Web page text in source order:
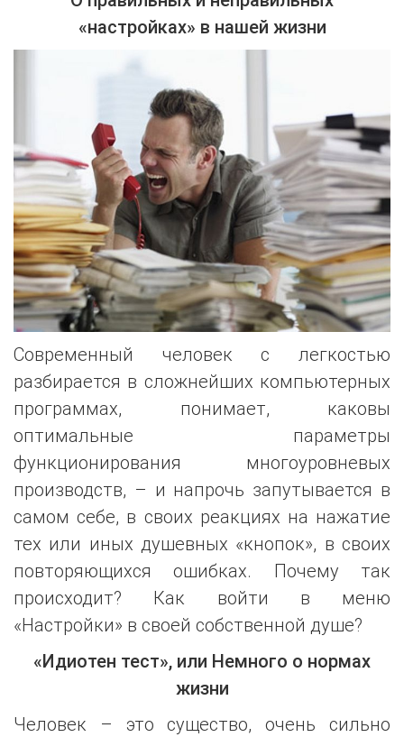
«настройках» в нашей жизни
Современный человек с легкостью
разбирается в сложнейших компьютерных
программах, понимает, каковы
оптимальные параметры
функционирования многоуровневых
производств, – и напрочь запутывается в
самом себе, в своих реакциях на нажатие
тех или иных душевных «кнопок», в своих
повторяющихся ошибках. Почему так
происходит? Как войти в меню
«Настройки» в своей собственной душе?
«Идиотен тест», или Немного о нормах
жизни
Человек – это существо, очень сильно